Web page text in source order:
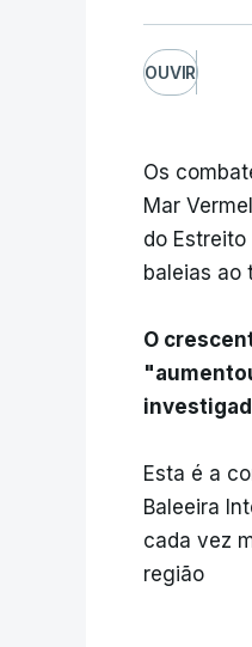
OUVIR
Os
Mar
do
baleias ao
O
Esta é a
Baleeira
cada vez
região